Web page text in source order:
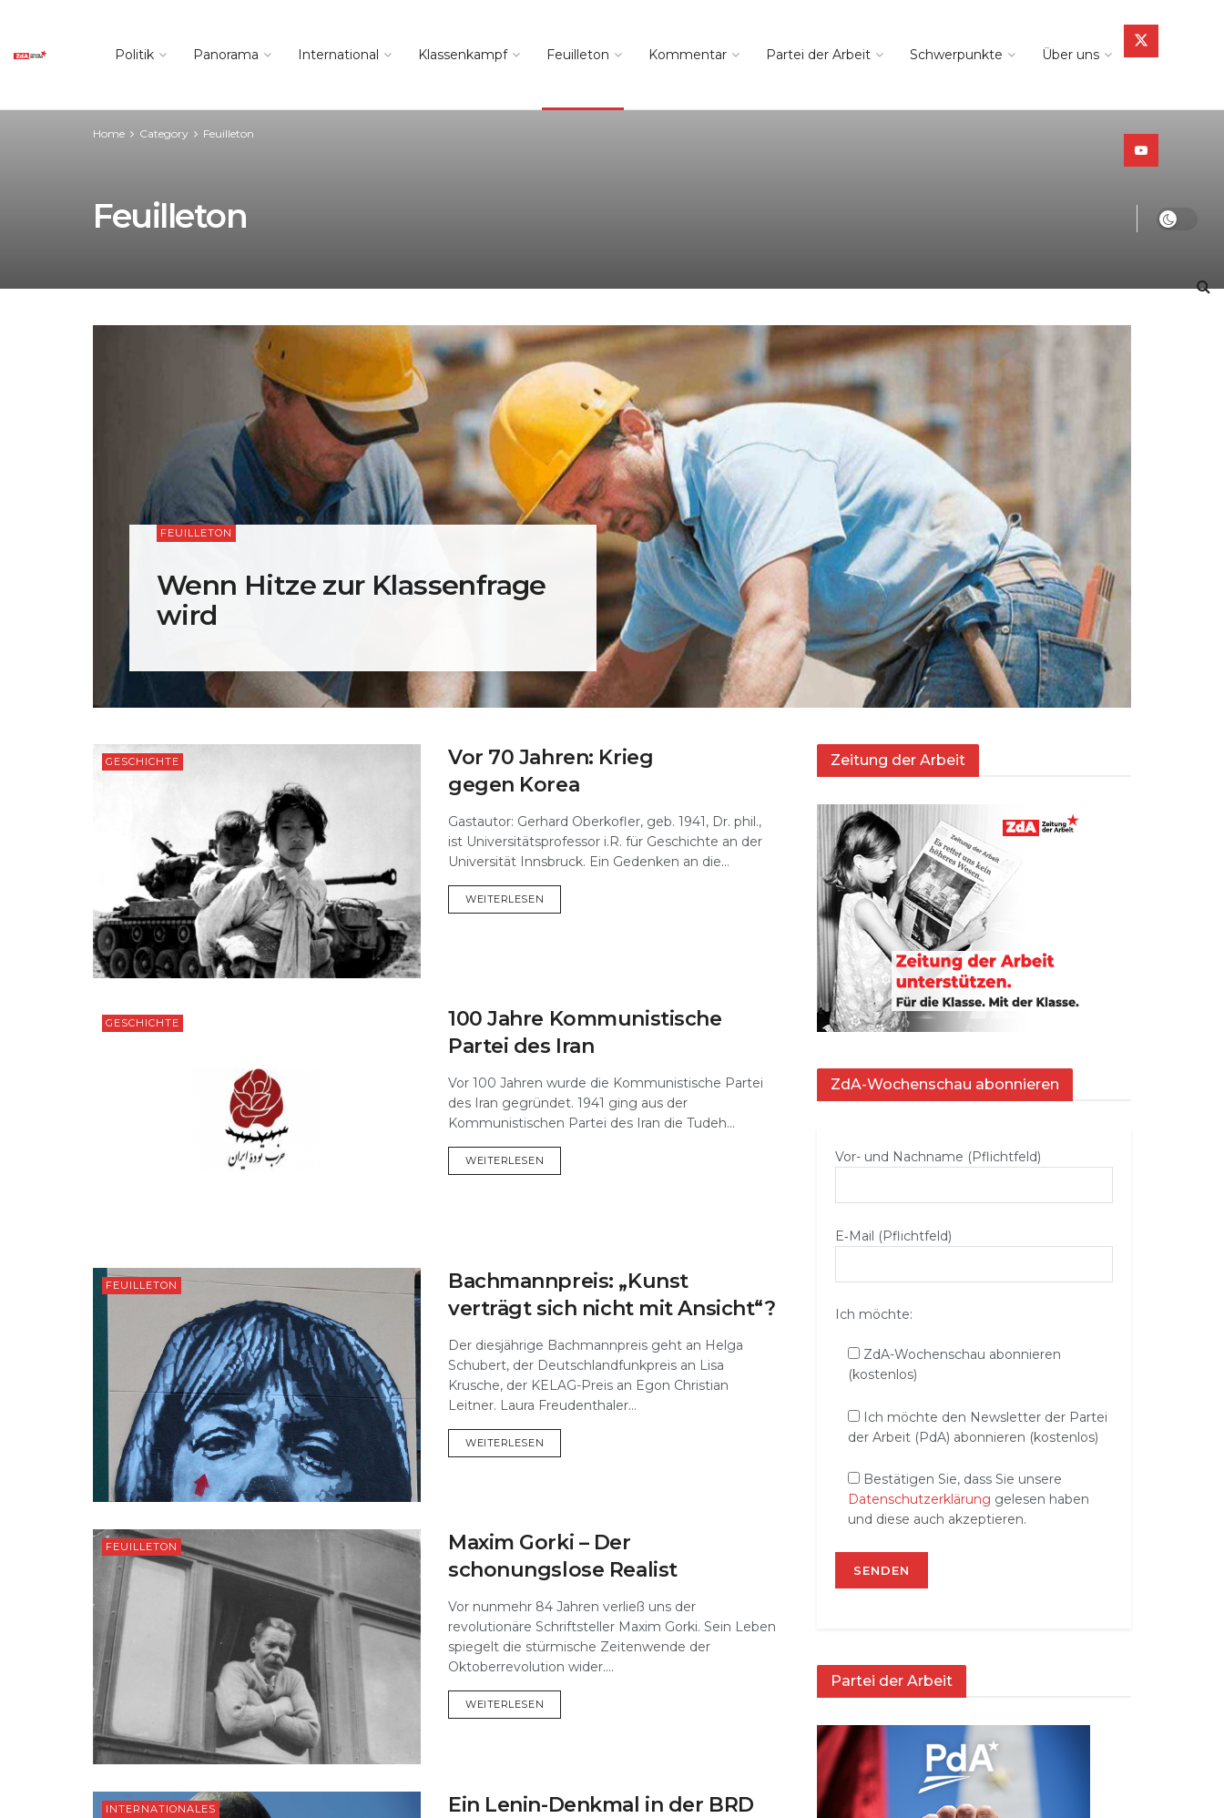
Politik Panorama International Klassenkampf Feuilleton Kommentar Partei der Arbeit Schwerpunkte Über uns
Home Category Feuilleton
Feuilleton
FEUILLETON
Wenn Hitze zur Klassenfrage
wird
GESCHICHTE
Vor 70 Jahren: Krieg
gegen Korea
Gastautor: Gerhard Oberkofler, geb. 1941, Dr. phil.,
ist Universitätsprofessor i.R. für Geschichte an der
Universität Innsbruck. Ein Gedenken an die...
WEITERLESEN
GESCHICHTE
100 Jahre Kommunistische
Partei des Iran
Vor 100 Jahren wurde die Kommunistische Partei
des Iran gegründet. 1941 ging aus der
Kommunistischen Partei des Iran die Tudeh...
WEITERLESEN
FEUILLETON
Bachmannpreis: „Kunst
verträgt sich nicht mit Ansicht“?
Der diesjährige Bachmannpreis geht an Helga
Schubert, der Deutschlandfunkpreis an Lisa
Krusche, der KELAG-Preis an Egon Christian
Leitner. Laura Freudenthaler...
WEITERLESEN
FEUILLETON
Maxim Gorki – Der
schonungslose Realist
Vor nunmehr 84 Jahren verließ uns der
revolutionäre Schriftsteller Maxim Gorki. Sein Leben
spiegelt die stürmische Zeitenwende der
Oktoberrevolution wider....
WEITERLESEN
INTERNATIONALES Ein Lenin-Denkmal in der BRD
Zeitung der Arbeit
ZdA-Wochenschau abonnieren
Vor- und Nachname (Pflichtfeld)
E‑Mail (Pflichtfeld)
Ich möchte:
ZdA-Wochenschau abonnieren
(kostenlos)
Ich möchte den Newsletter der Partei
der Arbeit (PdA) abonnieren (kostenlos)
Bestätigen Sie, dass Sie unsere
Datenschutzerklärung gelesen haben
und diese auch akzeptieren.
Partei der Arbeit